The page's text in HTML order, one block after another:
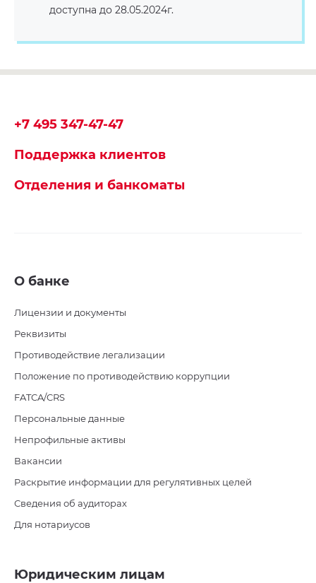
доступна до 28.05.2024г.
+7 495 347-47-47
Поддержка клиентов
Отделения и банкоматы
О банке
Лицензии и документы
Реквизиты
Противодействие легализации
Положение по противодействию коррупции
FATCA/CRS
Персональные данные
Непрофильные активы
Вакансии
Раскрытие информации для регулятивных целей
Сведения об аудиторах
Для нотариусов
Юридическим лицам